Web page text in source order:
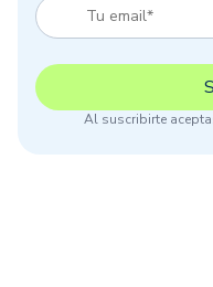
Al suscribirte